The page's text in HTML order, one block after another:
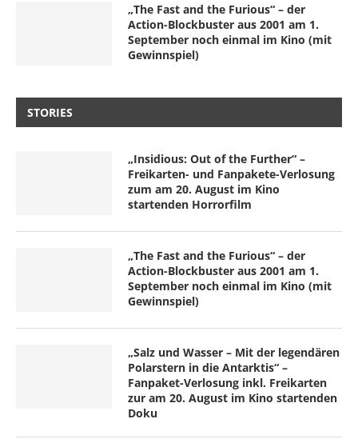
„The Fast and the Furious“ – der
Action-Blockbuster aus 2001 am 1.
September noch einmal im Kino (mit
Gewinnspiel)
STORIES
„Insidious: Out of the Further“ –
Freikarten- und Fanpakete-Verlosung
zum am 20. August im Kino
startenden Horrorfilm
„The Fast and the Furious“ – der
Action-Blockbuster aus 2001 am 1.
September noch einmal im Kino (mit
Gewinnspiel)
„Salz und Wasser – Mit der legendären
Polarstern in die Antarktis“ –
Fanpaket-Verlosung inkl. Freikarten
zur am 20. August im Kino startenden
Doku